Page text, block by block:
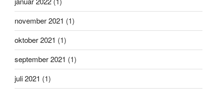
november 2021 (1)
oktober 2021 (1)
september 2021 (1)
juli 2021 (1)